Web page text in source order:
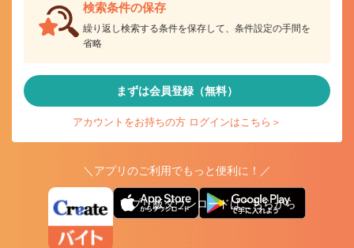
検索条件の保存
繰り返し検索する条件を保存して、条件設定の手間を
省略
まずは会員登録（無料）
アカウントをお持ちの方 ログインはこちら＞
＼アプリのご利用でもっと便利に！／
アプリ版ダウンロードはこちらから